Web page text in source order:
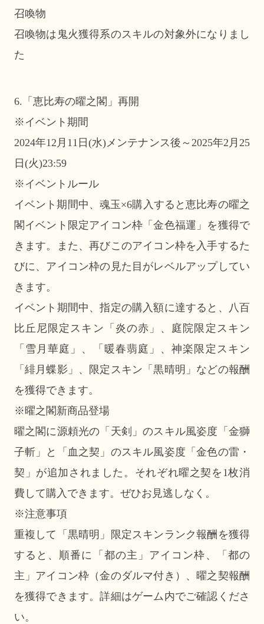
召喚物
召喚物は鬼火獲得系のスキルの対象外になりまし
た
6.「恵比寿の曜之閣」再開
※イベント期間
2024年12月11日(水)メンテナンス後～2025年2月25
日(火)23:59
※イベントルール
イベント期間中、魂玉×6購入すると恵比寿の曜之
閣イベント限定アイコン枠「金色福運」を獲得で
きます。また、再びこのアイコン枠を入手するた
びに、アイコン枠の見た目がレベルアップしてい
きます。
イベント期間中、指定の購入額に達すると、八百
比丘尼限定スキン「炎の赤」、庭院限定スキン
「雪月華庭」、「暖春翡庭」、神楽限定スキン
「緋月蝶影」、限定スキン「黒晴明」などの報酬
を獲得できます。
※曜之閣新商品登場
曜之閣に源頼光の「天剣」のスキル風姿度「金獅
子斬」と「血之契」のスキル風姿度「金色の雷・
契」が追加されました。それぞれ曜之契を1枚消
費して購入できます。ぜひお見逃しなく。
※注意事項
重複して「黒晴明」限定スキンランク報酬を獲得
すると、順番に「都の主」アイコン枠、「都の
主」アイコン枠（金のダルマ付き）、曜之契報酬
を獲得できます。詳細はゲーム内でご確認くださ
い。